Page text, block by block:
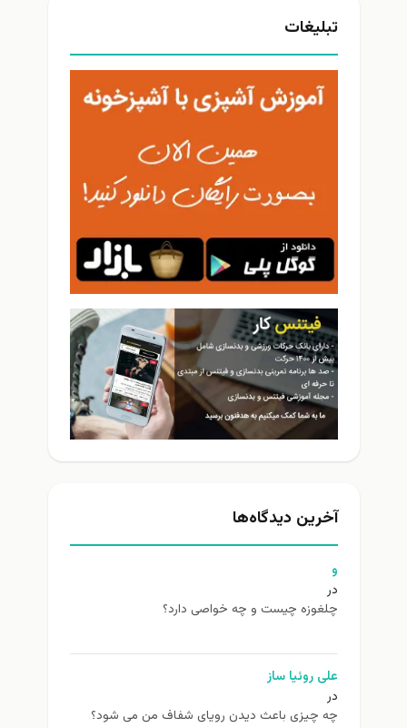
تبلیغات
آخرین دیدگاه‌ها
و
در
چلغوزه چیست و چه خواصی دارد؟
علی روئیا ساز
در
چه چیزی باعث دیدن رویای شفاف من می شود؟